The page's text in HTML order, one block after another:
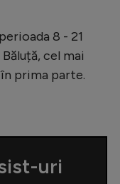
8 - 21
cel mai
prima parte.
uri